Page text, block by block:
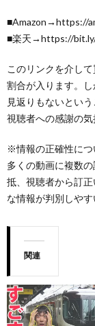
■Amazon→https://
■楽天→https://
このリンクを介し
割合が入ります。
見返りもないとい
視聴者への感謝の気
※情報の正確性につ
多くの動画に複数
抵、視聴者から訂
な情報が判別しや
関連